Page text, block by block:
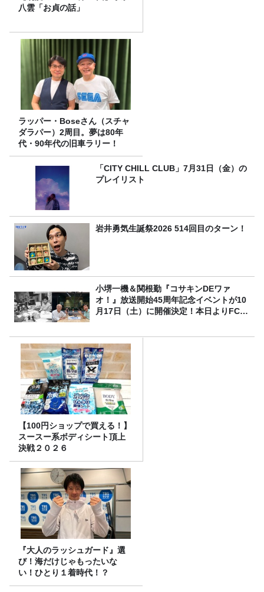
八雲「お貞の話」
ラッパー・Boseさん（スチャ
ダラパー）2周目。夢は80年
代・90年代の旧車ラリー！
「CITY CHILL CLUB」7月31日（金）の
プレイリスト
岩井勇気生誕祭2026 514回目のターン！
小堺一機＆関根勤『コサキンDEワァ
オ！』放送開始45周年記念イベントが10
月17日（土）に開催決定！本日よりFC先
【100円ショップで買える！】
スースー系ボディシート頂上
決戦２０２６
『大人のラッシュガード』選
び！海だけじゃもったいな
い！ひとり１着時代！？